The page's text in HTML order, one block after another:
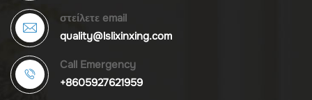
στείλετε email
quality@lslixinxing.com
Call Emergency
+8605927621959